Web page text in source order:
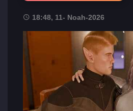
18:48, 11- Noah-2026